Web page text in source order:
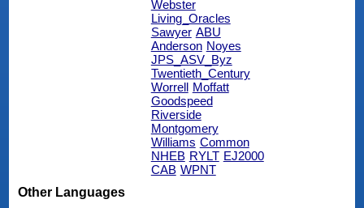
Webster
Living_Oracles
Sawyer ABU
Anderson Noyes
JPS_ASV_Byz
Twentieth_Century
Worrell Moffatt
Goodspeed
Riverside
Montgomery
Williams Common
NHEB RYLT EJ2000
CAB WPNT
Other Languages